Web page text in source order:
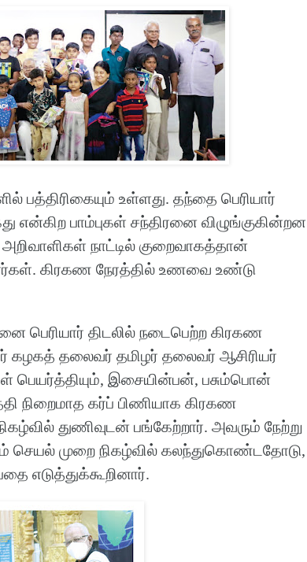
உள்ளது. தந்தை பெரியார்
என்கிற பாம்புகள் சந்திரனை விழுங்குகின்றன
நாட்டில் குறைவாகத்தான்
கிரகண நேரத்தில் உணவை உண்டு
திடலில் நடைபெற்ற கிரகண
கழகத் தலைவர் தமிழர் தலைவர் ஆசிரியர்
பெயர்த்தியும், இசையின்பன், பசும்பொன்
நிறைமாத கர்ப் பிணியாக கிரகண
துணிவுடன் பங்கேற்றார். அவரும் நேற்று
செயல் முறை நிகழ்வில் கலந்துகொண்டதோடு,
எடுத்துக்கூறினார்.